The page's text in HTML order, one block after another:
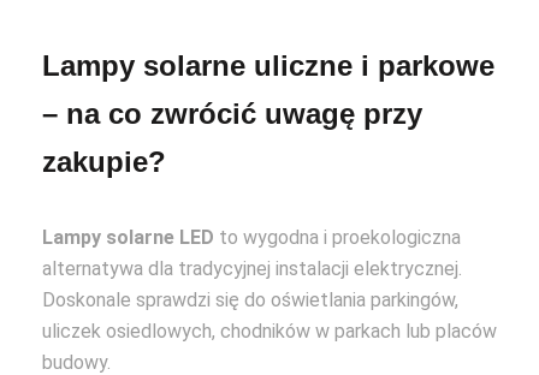
Lampy solarne uliczne i parkowe
– na co zwrócić uwagę przy
zakupie?
Lampy solarne LED to wygodna i proekologiczna
alternatywa dla tradycyjnej instalacji elektrycznej.
Doskonale sprawdzi się do oświetlania parkingów,
uliczek osiedlowych, chodników w parkach lub placów
budowy.